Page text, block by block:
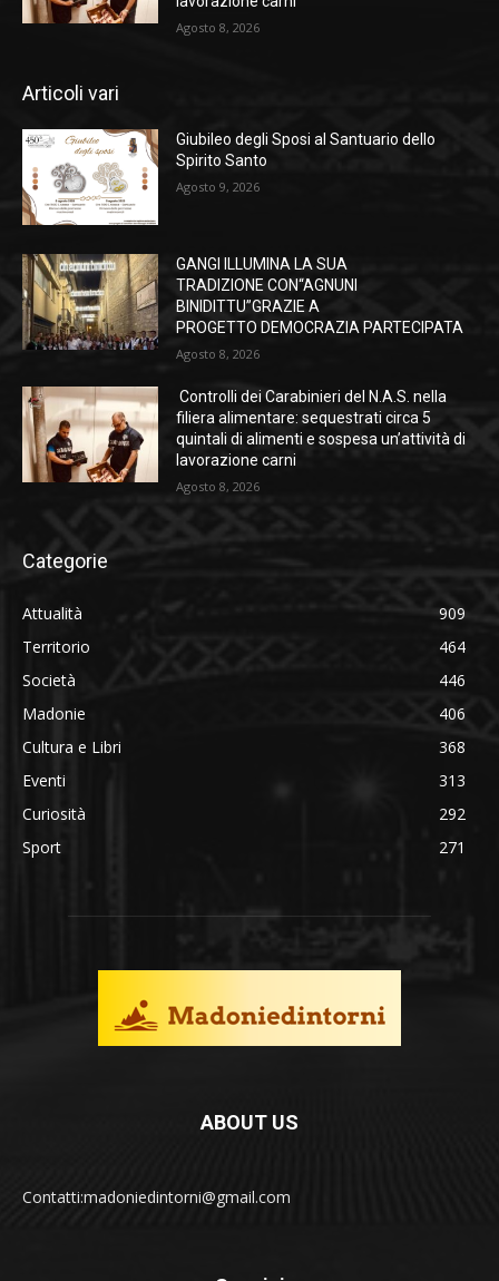
Agosto 8, 2026
Articoli vari
Giubileo degli Sposi al Santuario dello
Spirito Santo
Agosto 9, 2026
GANGI ILLUMINA LA SUA
TRADIZIONE CON“AGNUNI
BINIDITTU”GRAZIE A
PROGETTO DEMOCRAZIA PARTECIPATA
Agosto 8, 2026
Controlli dei Carabinieri del N.A.S. nella
filiera alimentare: sequestrati circa 5
quintali di alimenti e sospesa un’attività di
lavorazione carni
Agosto 8, 2026
Categorie
Attualità
909
Territorio
464
Società
446
Madonie
406
Cultura e Libri
368
Eventi
313
Curiosità
292
Sport
271
ABOUT US
Contatti:madoniedintorni@gmail.com